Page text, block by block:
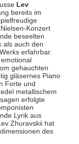
Lev
bereits im
Konzert
beseelten
als auch den
erfahrbar.
gehauchten
gläsernes Piano
Forte und
metallischem
erfolgte
Lyrik aus
Zhuravskii hat
des